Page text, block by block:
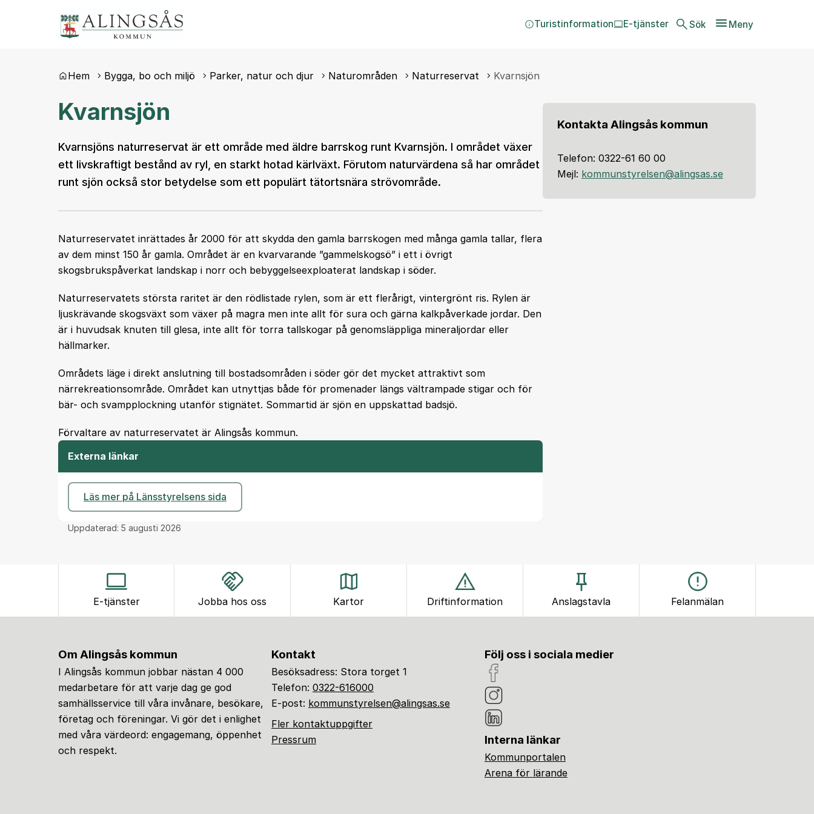
Sök Meny
Turistinformation E-tjänster
Du är här:
Hem Bygga, bo och miljö Parker, natur och djur Naturområden Naturreservat Kvarnsjön
Kvarnsjön
Kvarnsjöns naturreservat är ett område med äldre barrskog runt Kvarnsjön. I området växer
ett livskraftigt bestånd av ryl, en starkt hotad kärlväxt. Förutom naturvärdena så har området
runt sjön också stor betydelse som ett populärt tätortsnära strövområde.
Naturreservatet inrättades år 2000 för att skydda den gamla barrskogen med många gamla tallar, flera
av dem minst 150 år gamla. Området är en kvarvarande ”gammelskogsö” i ett i övrigt
skogsbrukspåverkat landskap i norr och bebyggelseexploaterat landskap i söder.
Naturreservatets största raritet är den rödlistade rylen, som är ett flerårigt, vintergrönt ris. Rylen är
ljuskrävande skogsväxt som växer på magra men inte allt för sura och gärna kalkpåverkade jordar. Den
är i huvudsak knuten till glesa, inte allt för torra tallskogar på genomsläppliga mineraljordar eller
hällmarker.
Områdets läge i direkt anslutning till bostadsområden i söder gör det mycket attraktivt som
närrekreationsområde. Området kan utnyttjas både för promenader längs vältrampade stigar och för
bär- och svampplockning utanför stignätet. Sommartid är sjön en uppskattad badsjö.
Förvaltare av naturreservatet är Alingsås kommun.
Externa länkar
Läs mer på Länsstyrelsens sida
Uppdaterad: 5 augusti 2026
Kontakta Alingsås kommun
Telefon: 0322-61 60 00
Mejl: kommunstyrelsen@alingsas.se
E-tjänster Jobba hos oss Kartor Driftinformation Anslagstavla Felanmälan
Om Alingsås kommun
I Alingsås kommun jobbar nästan 4 000
medarbetare för att varje dag ge god
samhällsservice till våra invånare, besökare,
företag och föreningar. Vi gör det i enlighet
med våra värdeord: engagemang, öppenhet
och respekt.
Kontakt
Besöksadress: Stora torget 1
Telefon: 0322-616000
E-post: kommunstyrelsen@alingsas.se
Fler kontaktuppgifter
Pressrum
Följ oss i sociala medier
Interna länkar
Kommunportalen
Arena för lärande